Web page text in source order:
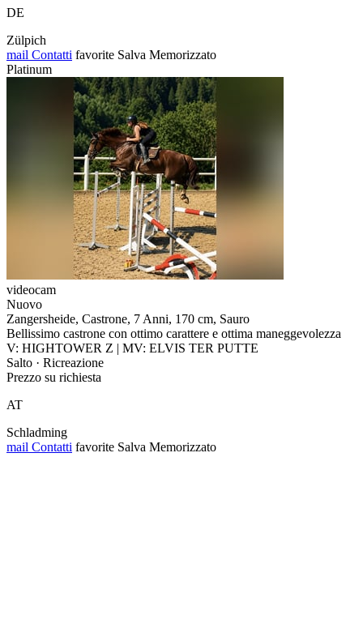
DE
Zülpich
mail Contatti favorite Salva Memorizzato
Platinum
videocam
Nuovo
Zangersheide, Castrone, 7 Anni, 170 cm, Sauro
Bellissimo castrone con ottimo carattere e ottima maneggevolezza
V: HIGHTOWER Z | MV: ELVIS TER PUTTE
Salto · Ricreazione
Prezzo su richiesta
AT
Schladming
mail Contatti favorite Salva Memorizzato